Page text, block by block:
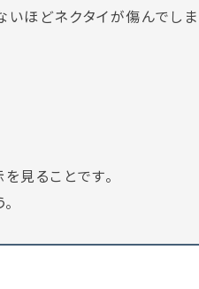
いほどネクタイが傷んでしま
見ることです。